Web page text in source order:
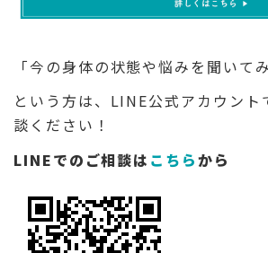
「今の身体の状態や悩みを聞いて
という方は、LINE公式アカウント
談ください！
LINEでのご相談は こちらから